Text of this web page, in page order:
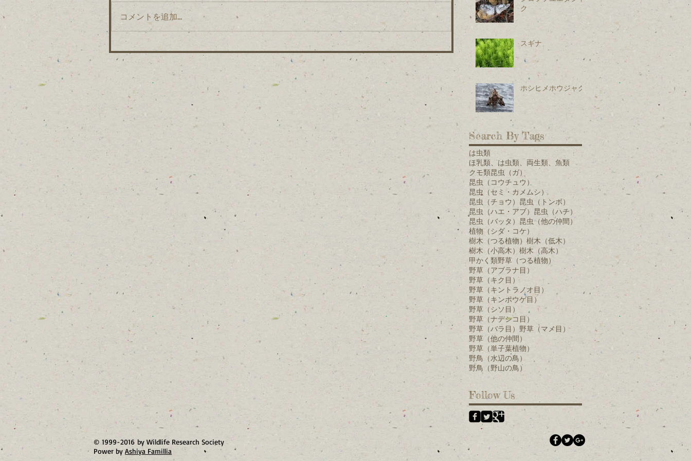
コメントを追加…
ク
スギナ
ホシヒメホウジャク
Search By Tags
は虫類
ほ乳類、は虫類、両生類、魚類
クモ類昆虫（ガ）
昆虫（コウチュウ）
昆虫（セミ・カメムシ）
昆虫（チョウ） 昆虫（トンボ）
昆虫（ハエ・アブ） 昆虫（ハチ）
昆虫（バッタ） 昆虫（他の仲間）
植物（シダ・コケ）
樹木（つる植物） 樹木（低木）
樹木（小高木） 樹木（高木）
甲かく類野草（つる植物）
野草（アブラナ目）
野草（キク目）
野草（キントラノオ目）
野草（キンポウゲ目）
野草（シソ目）
野草（ナデシコ目）
野草（バラ目） 野草（マメ目）
野草（他の仲間）
野草（単子葉植物）
野鳥（水辺の鳥）
野鳥（野山の鳥）
Follow Us
© 1999-2016 by Wildlife Research Society
Power by Ashiya Famillia